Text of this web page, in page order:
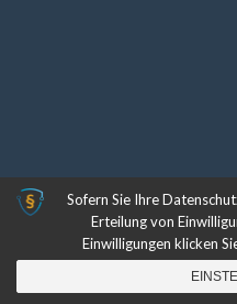
Sofern Sie Ihre
Erteilung von
Einwilligungen klicken